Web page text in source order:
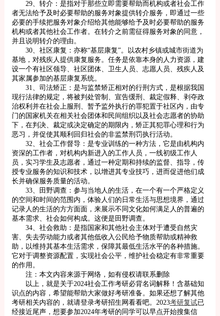
29、转介：是指对于那些立即需要帮助而机构或者社会工作
者无法给予及时必要帮助的服务对象提供转介服务，即通过一些
必要的手续把服务对象介绍给其他能够给予及时必要帮助的服务
机构或者其他社会工作者。在转介之前需征得服务对象的同意，
并且说明转介的理由。
30、社区康复：亦称“基层康复”。以农村乡镇或城市街道为
基地，对残疾人提供康复服务。任务是依靠本身的人力资源，建
设一个有社区领导、社区团体、卫生人员、志愿人员、残疾人及
其家属参加的基层康复系统。
31、司法矫正：是与监禁矫正相对的行刑方式，是根据我国
现行法律的规定，将被判处管制、宣告缓刑、裁定假释、剥夺政
治权利并在社会上服刑、暂予监外执行的罪犯置于社区内，由专
门的国家机关在相关社会团体和民间组织以及社会志愿者的协助
下，在判决、裁定或决定确定的期限内，矫正其犯罪心理和行为
恶习，并促使其顺利回归社会的非监禁刑罚执行活动。
32、社会工作督导：是专业训练的一种方法，它是由机构内
资深的工作者，对机构内新进入的工作人员，一线初级工作人
员，实习学生及志愿者，通过一种定期和持续的监督、指导，传
授专业服务的知识和技术，以增进其专业技巧，进而促进他们成
长并确保服务质量的活动。
33、田野调查：参与当地人的生活，在一个有一个严格定义
的空间和时间的范围内，体验人们的日常生活与思想境界，通过
记录人的生活的方方面面，来展示不同文化如何满足人的普遍的
基本需求、社会如何构成。这便是田野调查。
34、社会救助：是指国家和其他社会主体对于遭受自然灾
害、失去劳动能力或者其他低收入公民给予物质帮助或精神救
助，以维持其基本生活需求，保障其最低生活水平的各种措施。
它对于调整资源配置，实现社会公平，维护社会稳定有非常重要
的作用。
注：本文内容来源于网络，如有侵权请联系删除
以上，就是关于2024社会工作考研必背名词解释！含基础知
识点的内容，希望能帮助大家做好考研准备。如果还想了解其他
考研相关内容的，就请登录考研招生网看看吧。2023考研复试已
经接近尾声，想要参加2024年考研的同学可以早点开始搜集信